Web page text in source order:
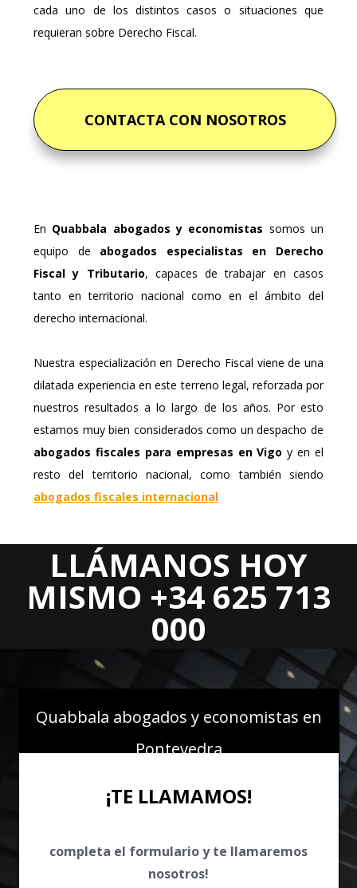
cada uno de los distintos casos o situaciones que
requieran sobre Derecho Fiscal.
CONTACTA CON NOSOTROS
En Quabbala abogados y economistas somos un
equipo de abogados especialistas en Derecho
Fiscal y Tributario, capaces de trabajar en casos
tanto en territorio nacional como en el ámbito del
derecho internacional.
Nuestra especialización en Derecho Fiscal viene de una
dilatada experiencia en este terreno legal, reforzada por
nuestros resultados a lo largo de los años. Por esto
estamos muy bien considerados como un despacho de
abogados fiscales para empresas en Vigoy en el
resto del territorio nacional, como también siendo
abogados fiscales internacional
Areas Jurídicas
DERECHO CIVIL
DERECHO CONCURSAL
DERECHO ADMINISTRATIVO
DERECHO FINANCIERO Y TRIBUTARIO
DERECHO COMUNITARIO EUROPEO E INTERNACIONAL
LLÁMANOS HOY
MISMO +34 625 713
000
Quabbala abogados y economistas en
Pontevedra
¡TE LLAMAMOS!
completa el formulario y te llamaremos
nosotros!